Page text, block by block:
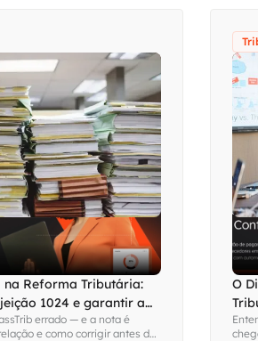
na Reforma Tributária:
1024 e garantir a
em 2026
errado — e a nota é
e como corrigir antes de
O